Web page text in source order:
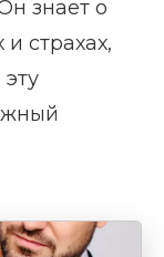
знает о
страхах,